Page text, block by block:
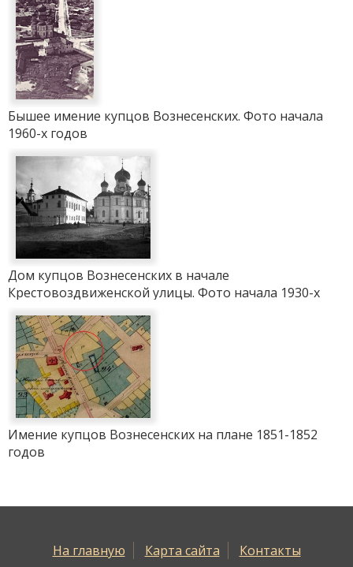
Бышее имение купцов Вознесенских. Фото начала
1960-х годов
Дом купцов Вознесенских в начале
Крестовоздвиженской улицы. Фото начала 1930-х
годов
Имение купцов Вознесенских на плане 1851-1852
годов
На главную Карта сайта Контакты